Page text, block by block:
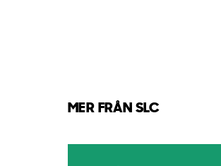
MER FRÅN SLC